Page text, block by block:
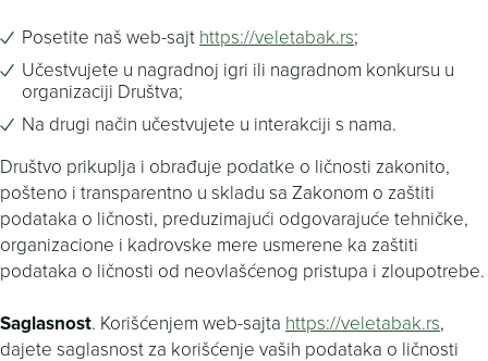
Posetite naš web-sajt https://veletabak.rs;
Učestvujete u nagradnoj igri ili nagradnom konkursu u
organizaciji Društva;
Na drugi način učestvujete u interakciji s nama.
Društvo prikuplja i obrađuje podatke o ličnosti zakonito,
pošteno i transparentno u skladu sa Zakonom o zaštiti
podataka o ličnosti, preduzimajući odgovarajuće tehničke,
organizacione i kadrovske mere usmerene ka zaštiti
podataka o ličnosti od neovlašćenog pristupa i zloupotrebe.
Saglasnost. Korišćenjem web-sajta https://veletabak.rs,
dajete saglasnost za korišćenje vaših podataka o ličnosti